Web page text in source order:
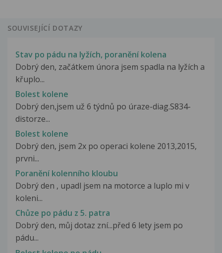
SOUVISEJÍCÍ DOTAZY
Stav po pádu na lyžích, poranění kolena
Dobrý den, začátkem února jsem spadla na lyžích a
křuplo...
Bolest kolene
Dobrý den,jsem už 6 týdnů po úraze-diag.S834-
distorze...
Bolest kolene
Dobrý den, jsem 2x po operaci kolene 2013,2015,
prvni...
Poranění kolenního kloubu
Dobrý den , upadl jsem na motorce a luplo mi v
koleni...
Chůze po pádu z 5. patra
Dobrý den, můj dotaz zní...před 6 lety jsem po
pádu...